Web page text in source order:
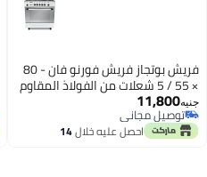
فريش بوتجاز فريش فورنو فان - 80
× 55 / 5 شعلات من الفولاذ المقاوم
للصدأ
جنيه11,800
توصيل مجاني
توصيل مجانياحصل عليه خلال14